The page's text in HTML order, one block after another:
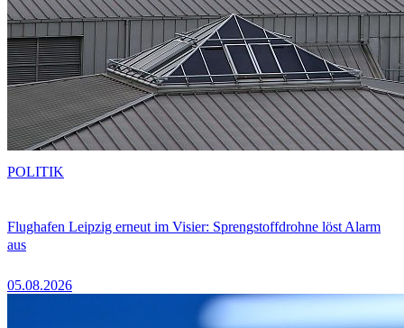
Flughafen Leipzig erneut im Visier: Sprengstoffdrohne löst Alarm
aus
05.08.2026
POLITIK